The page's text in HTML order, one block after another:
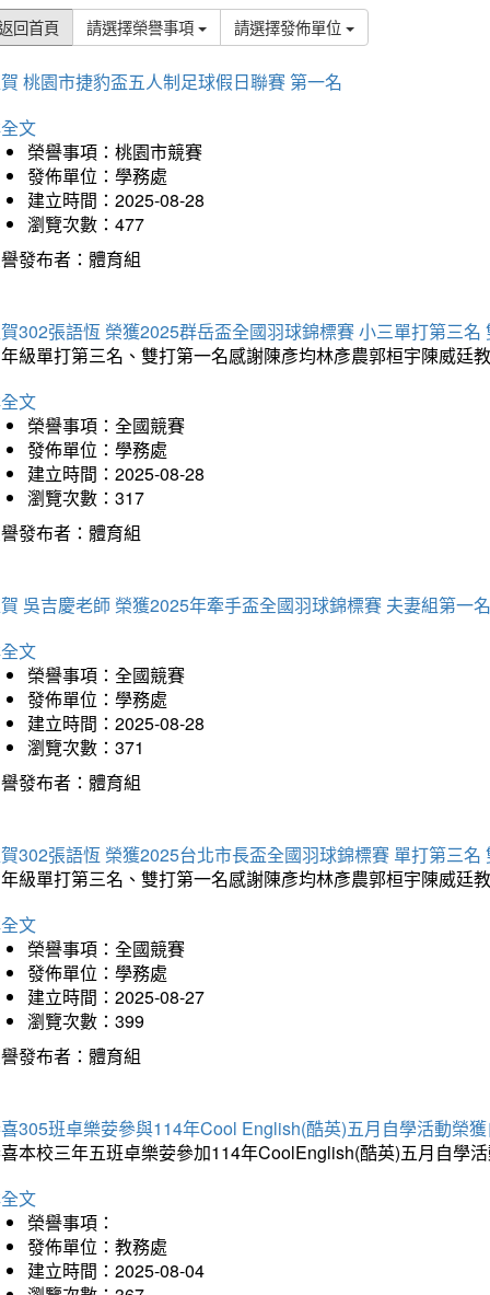
回首頁 請選擇榮譽事項 請選擇發佈單位
桃園市捷豹盃五人制足球假日聯賽 第一名
文
榮譽事項：桃園市競賽
發佈單位：學務處
建立時間：2025-08-28
瀏覽次數：477
發布者：體育組
302張語恆 榮獲2025群岳盃全國羽球錦標賽 小三單打第三名
級單打第三名、雙打第一名感謝陳彥均林彥農郭桓宇陳威廷
文
榮譽事項：全國競賽
發佈單位：學務處
建立時間：2025-08-28
瀏覽次數：317
發布者：體育組
吳吉慶老師 榮獲2025年牽手盃全國羽球錦標賽 夫妻組第一名
文
榮譽事項：全國競賽
發佈單位：學務處
建立時間：2025-08-28
瀏覽次數：371
發布者：體育組
302張語恆 榮獲2025台北市長盃全國羽球錦標賽 單打第三名
級單打第三名、雙打第一名感謝陳彥均林彥農郭桓宇陳威廷
文
榮譽事項：全國競賽
發佈單位：學務處
建立時間：2025-08-27
瀏覽次數：399
發布者：體育組
305班卓樂荌參與114年Cool English(酷英)五月自學活動榮
本校三年五班卓樂荌參加114年CoolEnglish(酷英)五月自學
文
榮譽事項：
發佈單位：教務處
建立時間：2025-08-04